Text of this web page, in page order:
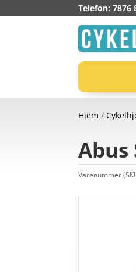
Telefon: 7876
Hjem /
Abus
Varenummer